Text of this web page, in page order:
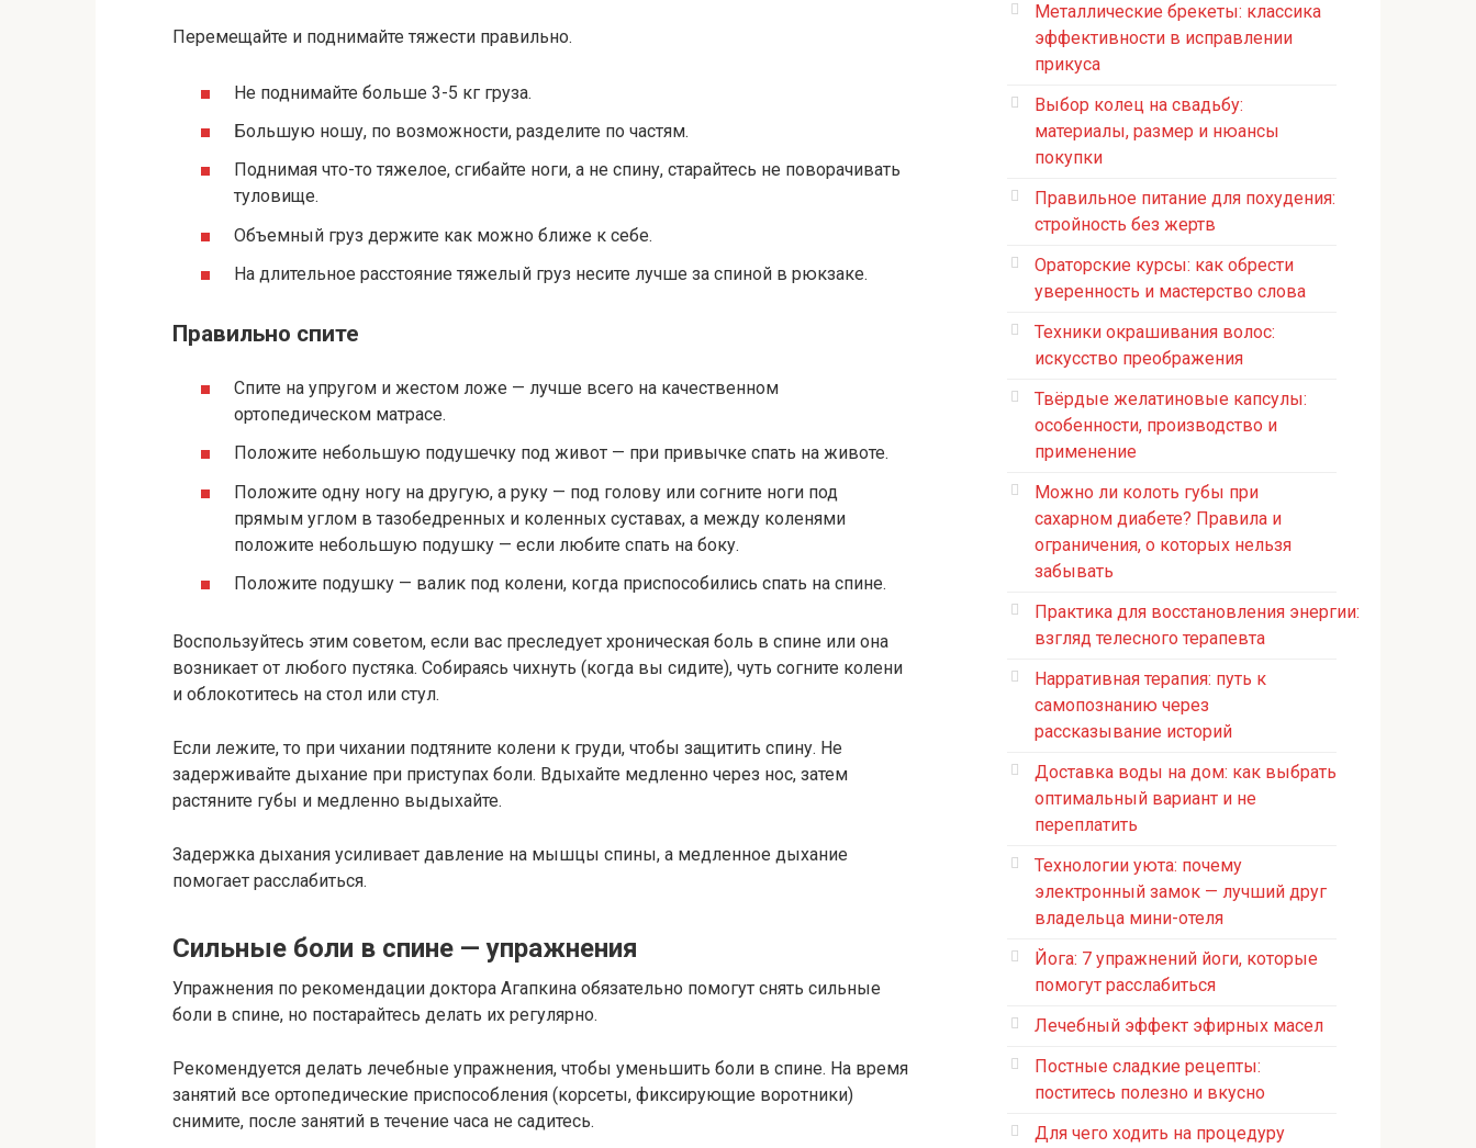
Перемещайте и поднимайте тяжести правильно.
Не поднимайте больше 3-5 кг груза.
Большую ношу, по возможности, разделите по частям.
Поднимая что-то тяжелое, сгибайте ноги, а не спину, старайтесь не поворачивать
туловище.
Объемный груз держите как можно ближе к себе.
На длительное расстояние тяжелый груз несите лучше за спиной в рюкзаке.
Правильно спите
Спите на упругом и жестом ложе — лучше всего на качественном
ортопедическом матрасе.
Положите небольшую подушечку под живот — при привычке спать на животе.
Положите одну ногу на другую, а руку — под голову или согните ноги под
прямым углом в тазобедренных и коленных суставах, а между коленями
положите небольшую подушку — если любите спать на боку.
Положите подушку — валик под колени, когда приспособились спать на спине.
Воспользуйтесь этим советом, если вас преследует хроническая боль в спине или она
возникает от любого пустяка. Собираясь чихнуть (когда вы сидите), чуть согните колени
и облокотитесь на стол или стул.
Если лежите, то при чихании подтяните колени к груди, чтобы защитить спину. Не
задерживайте дыхание при приступах боли. Вдыхайте медленно через нос, затем
растяните губы и медленно выдыхайте.
Задержка дыхания усиливает давление на мышцы спины, а медленное дыхание
помогает расслабиться.
Сильные боли в спине — упражнения
Упражнения по рекомендации доктора Агапкина обязательно помогут снять сильные
боли в спине, но постарайтесь делать их регулярно.
Рекомендуется делать лечебные упражнения, чтобы уменьшить боли в спине. На время
занятий все ортопедические приспособления (корсеты, фиксирующие воротники)
снимите, после занятий в течение часа не садитесь.
Металлические брекеты: классика
эффективности в исправлении
прикуса
Выбор колец на свадьбу:
материалы, размер и нюансы
покупки
Правильное питание для похудения:
стройность без жертв
Ораторские курсы: как обрести
уверенность и мастерство слова
Техники окрашивания волос:
искусство преображения
Твёрдые желатиновые капсулы:
особенности, производство и
применение
Можно ли колоть губы при
сахарном диабете? Правила и
ограничения, о которых нельзя
забывать
Практика для восстановления энергии:
взгляд телесного терапевта
Нарративная терапия: путь к
самопознанию через
рассказывание историй
Доставка воды на дом: как выбрать
оптимальный вариант и не
переплатить
Технологии уюта: почему
электронный замок — лучший друг
владельца мини-отеля
Йога: 7 упражнений йоги, которые
помогут расслабиться
Лечебный эффект эфирных масел
Постные сладкие рецепты:
поститесь полезно и вкусно
Для чего ходить на процедуру